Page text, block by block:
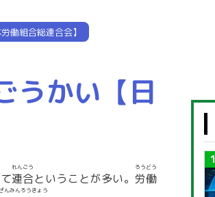
働組合総連合会】
うかい【日
連合
れんごう
ということが多い。 労働
ろうどう
んみんろうきょう